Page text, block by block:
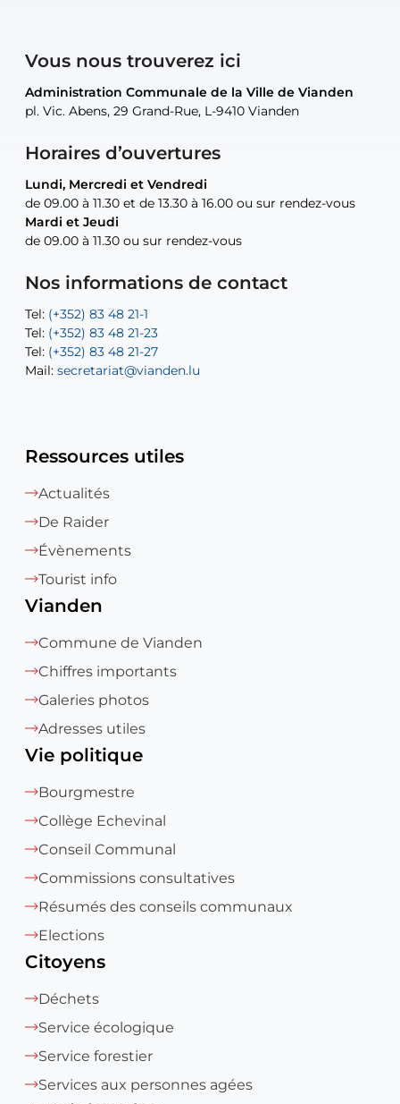
Vous nous trouverez ici
Administration Communale de la Ville de Vianden
pl. Vic. Abens, 29 Grand-Rue, L-9410 Vianden
Horaires d’ouvertures
Lundi, Mercredi et Vendredi
de 09.00 à 11.30 et de 13.30 à 16.00 ou sur rendez-vous
Mardi et Jeudi
de 09.00 à 11.30 ou sur rendez-vous
Nos informations de contact
Tel: (+352) 83 48 21-1
Tel: (+352) 83 48 21-23
Tel: (+352) 83 48 21-27
Mail: secretariat@vianden.lu
Administration Communale de la Ville de Vianden
pl. Vic. Abens, 29 Grand-Rue, L-9410 Vianden
Lundi, Mercredi et Vendredi
de 09.00 à 11.30 et de 13.30 à 16.00 ou sur rendez-vous
Mardi et Jeudi
de 09.00 à 11.30 ou sur rendez-vous
Tel: (+352) 83 48 21-20
Tel: (+352) 83 48 21-22
Mail:sofia.carvalho@vianden.lu
Mail: diane.storn@vianden.lu
Administration Communale de la Ville de Vianden
pl. Vic. Abens, 29 Grand-Rue, L-9410 Vianden
uniquement sur rendez-vous
Mail:recette@vianden.lu
Administration Communale de la Ville de Vianden
pl. Vic. Abens, 29 Grand-Rue, L-9410 Vianden
uniquement sur rendez-vous
Tel:(+352) 83 48 21-31
Atelier Communal de la Ville de Vianden
30, rue Neugarten, L-9422 Vianden
uniquement sur rendez-vous
Tel:Permanence (Fuite d’eau) : 83 48 21 61
Ressources utiles
Actualités
De Raider
Évènements
Tourist info
Vianden
Commune de Vianden
Chiffres importants
Galeries photos
Adresses utiles
Vie politique
Bourgmestre
Collège Echevinal
Conseil Communal
Commissions consultatives
Résumés des conseils communaux
Elections
Citoyens
Déchets
Service écologique
Service forestier
Services aux personnes agées